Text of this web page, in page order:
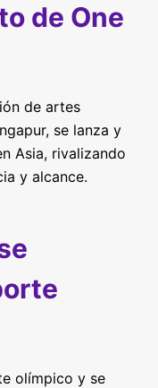
de One
de artes
se lanza y
Asia, rivalizando
y alcance.
olímpico y se